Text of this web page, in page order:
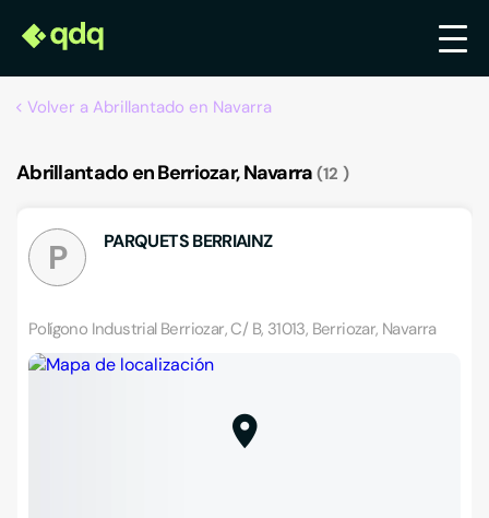
Volver a Abrillantado en Navarra
Abrillantado en Berriozar, Navarra 12
P PARQUETS BERRIAINZ
Polígono Industrial Berriozar, C/ B, 31013, Berriozar, Navarra